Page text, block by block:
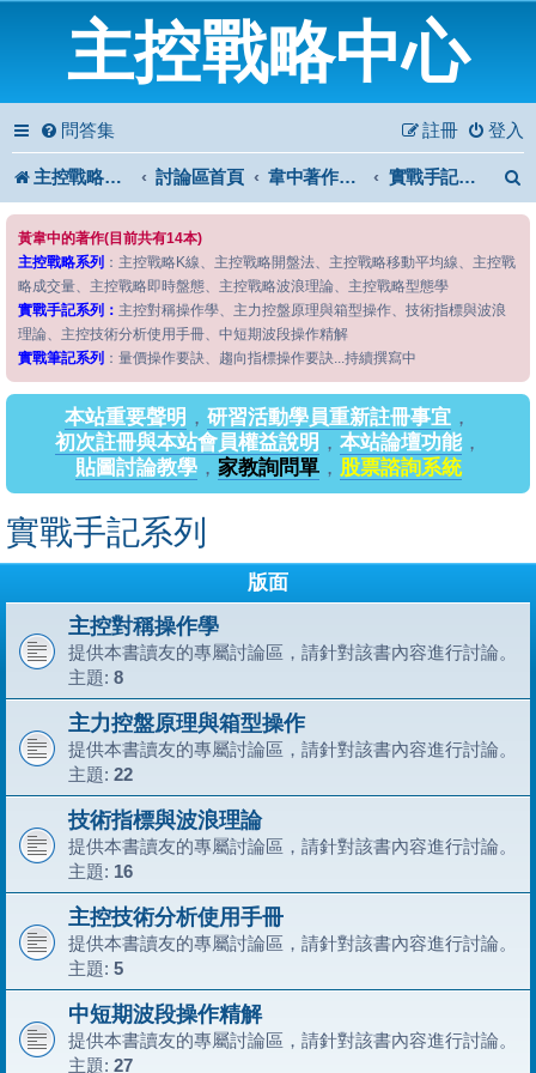
主控戰略中心
問答集 登入
註冊
主控戰略中心 討論區首頁 韋中著作問答區 實戰手記系列
黃韋中的著作(目前共有14本)
主控戰略系列 ：主控戰略K線、主控戰略開盤法、主控戰略移動平均線、主控戰
略成交量、主控戰略即時盤態、主控戰略波浪理論、主控戰略型態學
實戰手記系列： 主控對稱操作學、主力控盤原理與箱型操作、技術指標與波浪
理論、主控技術分析使用手冊、中短期波段操作精解
實戰筆記系列 ：量價操作要訣、趨向指標操作要訣...持續撰寫中
本站重要聲明 ， 研習活動學員重新註冊事宜 ，
初次註冊與本站會員權益說明 ， 本站論壇功能，
貼圖討論教學， 家教詢問單， 股票諮詢系統
實戰手記系列
版面
主控對稱操作學
提供本書讀友的專屬討論區，請針對該書內容進行討論。
主題: 8
主力控盤原理與箱型操作
提供本書讀友的專屬討論區，請針對該書內容進行討論。
主題: 22
技術指標與波浪理論
提供本書讀友的專屬討論區，請針對該書內容進行討論。
主題: 16
主控技術分析使用手冊
提供本書讀友的專屬討論區，請針對該書內容進行討論。
主題: 5
中短期波段操作精解
提供本書讀友的專屬討論區，請針對該書內容進行討論。
主題: 27